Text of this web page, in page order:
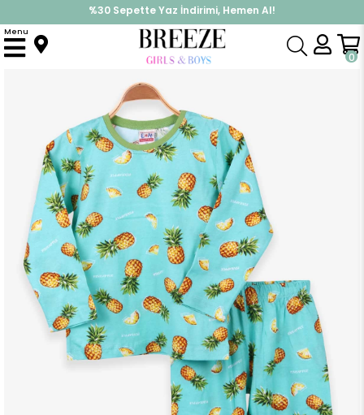
%30 Sepette Yaz İndirimi, Hemen Al!
İndirimlere ek %10 İndirimi Kap, Hemen Üye Ol!
0
Menu
Anasayfa Pijama & İç Giyim ERKEK Pijama Takımı